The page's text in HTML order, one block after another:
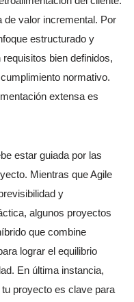
de valor incremental. Por
estructurado y
bien definidos,
normativo.
extensa es
estar guiada por las
Mientras que Agile
y
algunos proyectos
que combine
lograr el equilibrio
En última instancia,
proyecto es clave para